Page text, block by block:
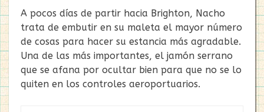
A pocos días de partir hacia Brighton, Nacho
trata de embutir en su maleta el mayor número
de cosas para hacer su estancia más agradable.
Una de las más importantes, el jamón serrano
que se afana por ocultar bien para que no se lo
quiten en los controles aeroportuarios.